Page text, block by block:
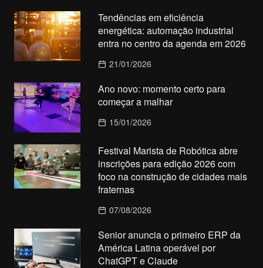
Tendências em eficiência
energética: automação industrial
entra no centro da agenda em 2026
21/01/2026
Ano novo: momento certo para
começar a malhar
15/01/2026
Festival Marista de Robótica abre
inscrições para edição 2026 com
foco na construção de cidades mais
fraternas
07/08/2026
Senior anuncia o primeiro ERP da
América Latina operável por
ChatGPT e Claude